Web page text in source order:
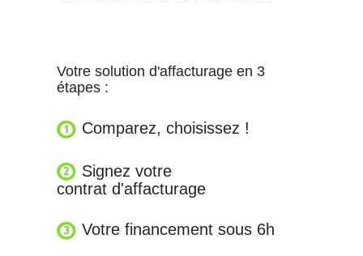
Votre solution d'affacturage en 3
étapes :
Comparez, choisissez !
Signez votre
contrat d'affacturage
Votre financement sous 6h